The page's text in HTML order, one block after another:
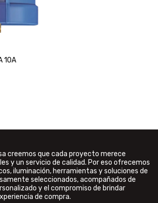
10A
creemos que cada proyecto merece
y un servicio de calidad. Por eso ofrecemos
iluminación, herramientas y soluciones de
seleccionados, acompañados de
y el compromiso de brindar
de compra.